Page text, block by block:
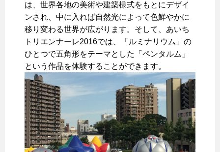
は、世界各地の美術や建築様式をもとにデザイ
ンされ、中に入れば自然光によって色鮮やかに
移り変わる世界が広がります。そして、あいち
トリエンナーレ2016では、「ルミナリウム」の
ひとつで五角形をテーマとした「ペンタルム」
という作品を体験することができます。